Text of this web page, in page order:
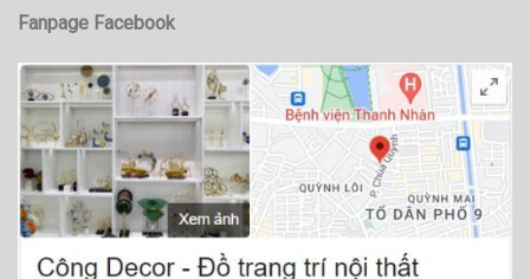
Fanpage Facebook